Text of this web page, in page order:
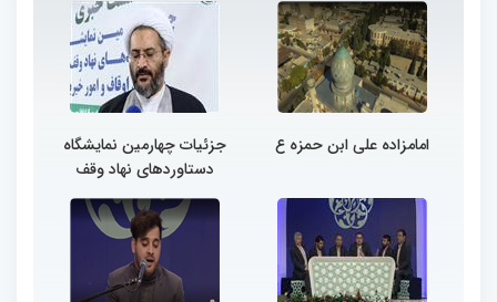
امامزاده علی ابن حمزه ع
جزئیات چهارمین نمایشگاه
دستاوردهای نهاد وقف